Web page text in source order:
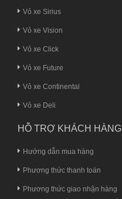
Vỏ xe Sirius
Vỏ xe Vision
Vỏ xe Click
Vỏ xe Future
Vỏ xe Continental
Vỏ xe Deli
HỖ TRỢ KHÁCH HÀNG
Hướng dẫn mua hàng
Phương thức thanh toán
Phương thức giao nhận hàng